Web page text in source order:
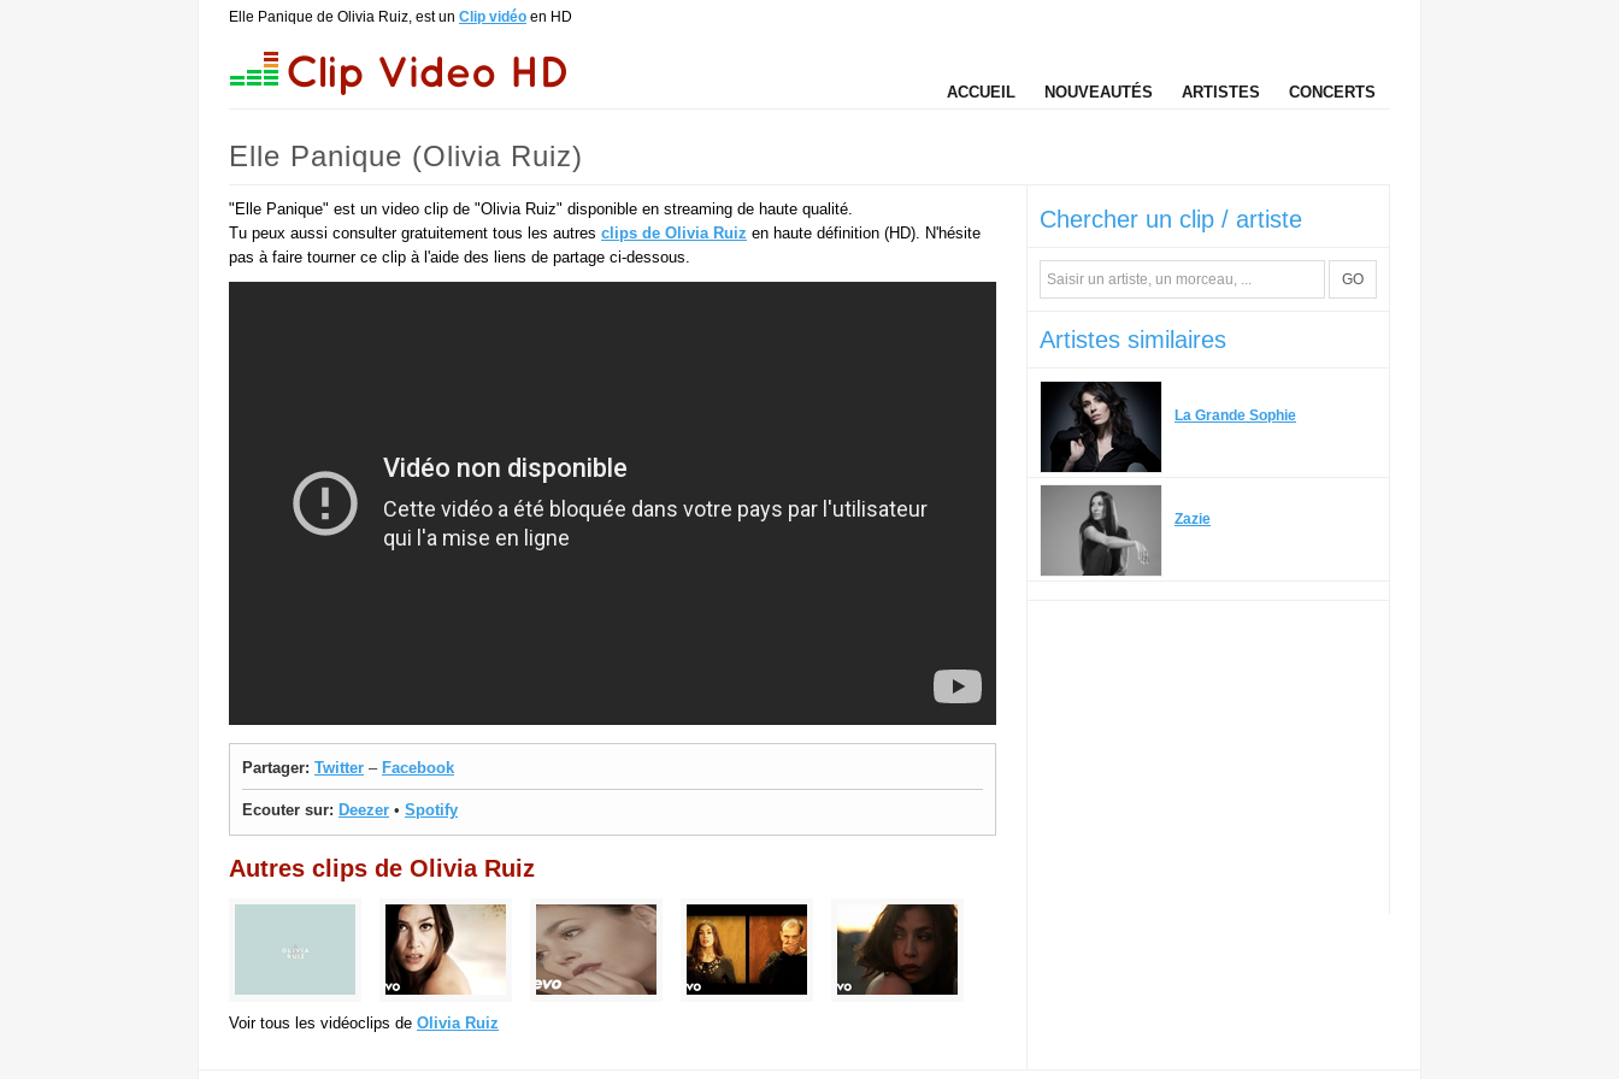
Elle Panique de Olivia Ruiz, est un Clip vidéo en HD
ACCUEIL NOUVEAUTÉS ARTISTES CONCERTS
Elle Panique (Olivia Ruiz)
"Elle Panique" est un video clip de "Olivia Ruiz" disponible en streaming de haute qualité.
Tu peux aussi consulter gratuitement tous les autres clips de Olivia Ruiz en haute définition (HD). N'hésite
pas à faire tourner ce clip à l'aide des liens de partage ci-dessous.
Partager: Twitter – Facebook
Ecouter sur: Deezer • Spotify
Autres clips de Olivia Ruiz
Voir tous les vidéoclips de Olivia Ruiz
Chercher un clip / artiste
GO
Artistes similaires
La Grande Sophie
Zazie